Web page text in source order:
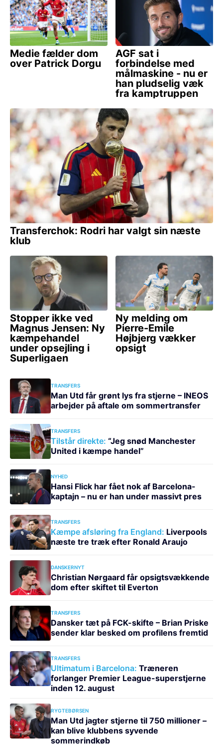
TRANSFERS
Man Utd får grønt lys fra stjerne – INEOS
arbejder på aftale om sommertransfer
TRANSFERS
Tilstår direkte: “Jeg snød Manchester
United i kæmpe handel”
NYHED
Hansi Flick har fået nok af Barcelona-
kaptajn – nu er han under massivt pres
TRANSFERS
Kæmpe afsløring fra England: Liverpools
næste tre træk efter Ronald Araujo
DANSKERNYT
Christian Nørgaard får opsigtsvækkende
dom efter skiftet til Everton
TRANSFERS
Dansker tæt på FCK-skifte – Brian Priske
sender klar besked om profilens fremtid
TRANSFERS
Ultimatum i Barcelona: Træneren
forlanger Premier League-superstjerne
inden 12. august
RYGTEBØRSEN
Man Utd jagter stjerne til 750 millioner –
kan blive klubbens syvende
sommerindkøb